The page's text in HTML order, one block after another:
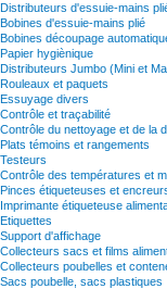
Distributeurs d'essuie-mains
Bobines d'essuie-mains plié
Bobines découpage
Papier hygiènique
Distributeurs Jumbo (Mini et
Rouleaux et paquets
Essuyage divers
Contrôle et traçabilité
Contrôle du nettoyage et de la
Plats témoins et rangements
Testeurs
Contrôle des températures et
Pinces étiqueteuses et
Imprimante étiqueteuse
Etiquettes
Support d'affichage
Collecteurs sacs et films
Collecteurs poubelles et
Sacs poubelle, sacs plastiques